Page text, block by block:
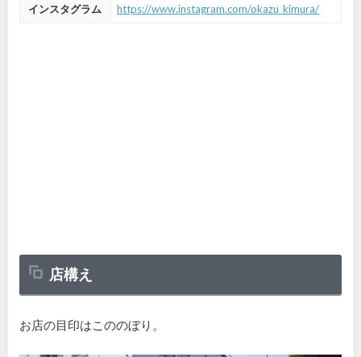
インスタグラム https://www.instagram.com/okazu_kimura/
店構え
お店の目印はこののぼり。